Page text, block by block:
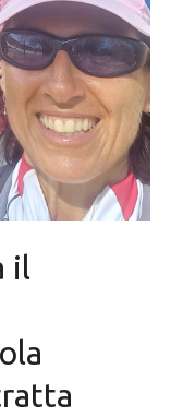
il